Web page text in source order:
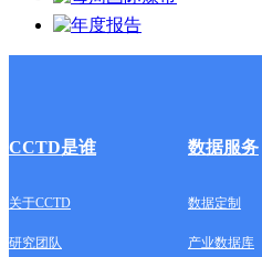
CCTD是谁 数据服务
关于CCTD 数据定制
研究团队 产业数据库